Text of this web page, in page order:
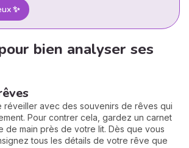
✨
bien analyser ses
réveiller avec des souvenirs de rêves qui
Pour contrer cela, gardez un carnet
de main près de votre lit. Dès que vous
tous les détails de votre rêve que